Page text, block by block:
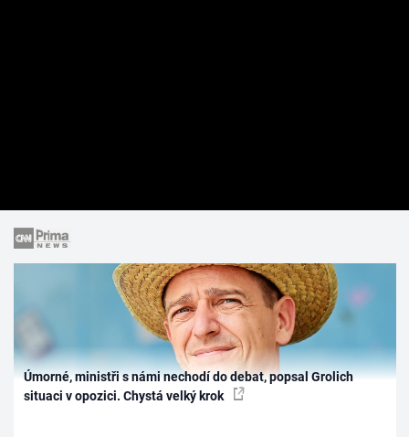
Úmorné, ministři s námi nechodí do debat, popsal Grolich
situaci v opozici. Chystá velký krok